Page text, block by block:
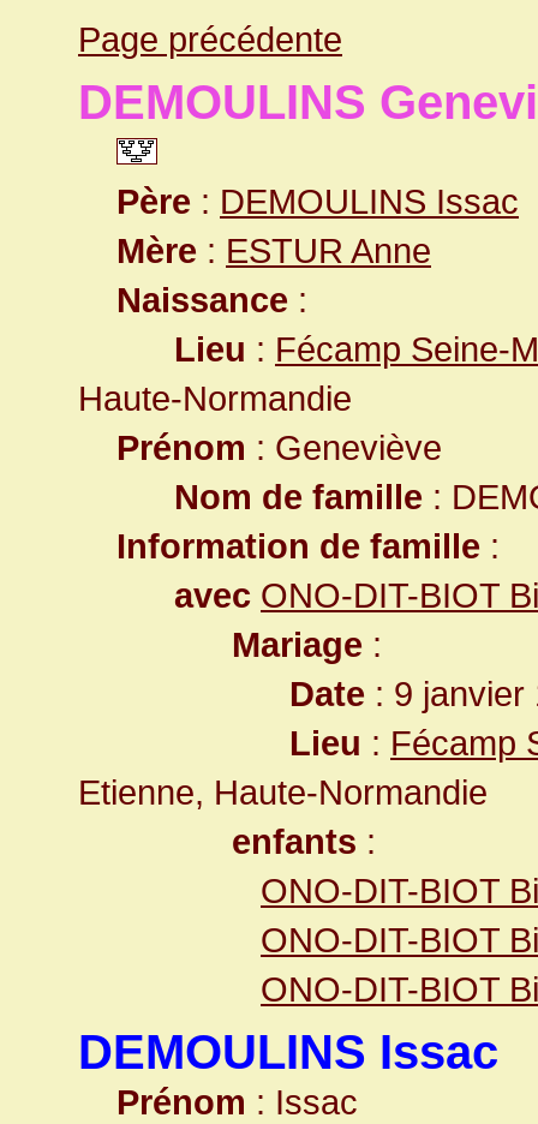
Page précédente
DEMOULINS
Père : DEMOULINS Issac
Mère : ESTUR Anne
Naissance :
Lieu : Fécamp Seine-
Haute-Normandie
Prénom : Geneviève
Nom de famille :
Information de famille :
avec ONO-DIT-BIOT
Mariage :
Date : 9 janvier
Lieu : Fécamp
Etienne, Haute-Normandie
enfants :
ONO-DIT-BIOT
ONO-DIT-BIOT
ONO-DIT-BIOT
DEMOULINS Issac
Prénom : Issac